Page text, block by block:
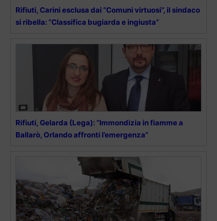
Rifiuti, Carini esclusa dai “Comuni virtuosi”, il sindaco
si ribella: “Classifica bugiarda e ingiusta”
Rifiuti, Gelarda (Lega): “Immondizia in fiamme a
Ballarò, Orlando affronti l’emergenza”